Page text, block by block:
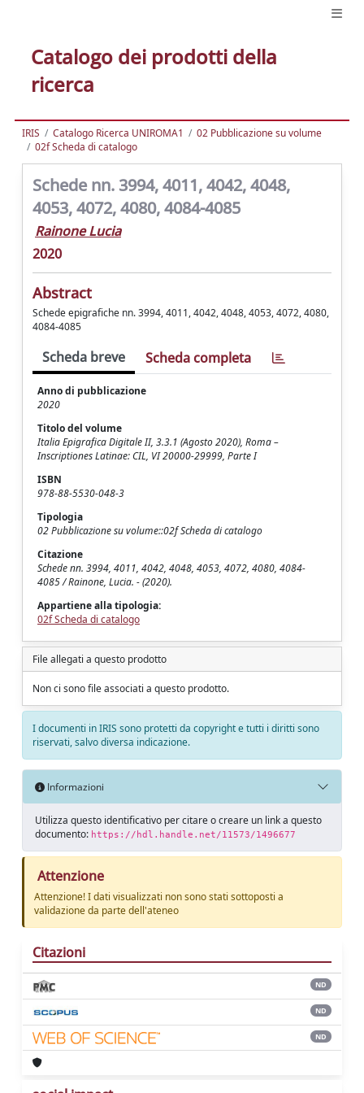
Catalogo dei prodotti della
ricerca
IRIS Catalogo Ricerca UNIROMA1
02 Pubblicazione su volume
02f Scheda di catalogo
Schede nn. 3994, 4011, 4042, 4048,
4053, 4072, 4080, 4084-4085
Rainone Lucia
2020
Abstract
Schede epigrafiche nn. 3994, 4011, 4042, 4048, 4053, 4072, 4080,
4084-4085
Scheda breve Scheda completa
Anno di pubblicazione
2020
Titolo del volume
Italia Epigrafica Digitale II, 3.3.1 (Agosto 2020), Roma –
Inscriptiones Latinae: CIL, VI 20000-29999, Parte I
ISBN
978-88-5530-048-3
Tipologia
02 Pubblicazione su volume::02f Scheda di catalogo
Citazione
Schede nn. 3994, 4011, 4042, 4048, 4053, 4072, 4080, 4084-
4085 / Rainone, Lucia. - (2020).
Appartiene alla tipologia:
02f Scheda di catalogo
File allegati a questo prodotto
Non ci sono file associati a questo prodotto.
I documenti in IRIS sono protetti da copyright e tutti i diritti sono
riservati, salvo diversa indicazione.
Informazioni
Utilizza questo identificativo per citare o creare un link a questo
documento: https://hdl.handle.net/11573/1496677
Attenzione
Attenzione! I dati visualizzati non sono stati sottoposti a
validazione da parte dell'ateneo
Citazioni
ND
ND
ND